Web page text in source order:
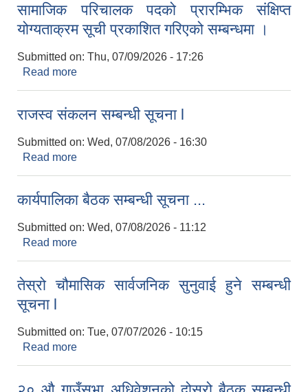
सामाजिक परिचालक पदको प्रारम्भिक संक्षिप्त
योग्यताक्रम सूची प्रकाशित गरिएको सम्बन्धमा ।
Submitted on: Thu, 07/09/2026 - 17:26
Read more
राजस्व संकलन सम्बन्धी सूचना l
Submitted on: Wed, 07/08/2026 - 16:30
Read more
कार्यपालिका बैठक सम्बन्धी सूचना ...
Submitted on: Wed, 07/08/2026 - 11:12
Read more
तेस्रो चौमासिक सार्वजनिक सुनुवाई हुने सम्बन्धी
सूचना l
Submitted on: Tue, 07/07/2026 - 10:15
Read more